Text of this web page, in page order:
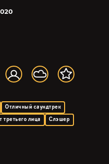
Отличный саундтрек
третьего лица
Слэшер